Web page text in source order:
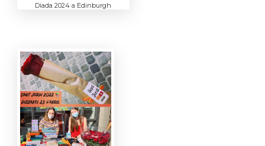
Diada 2024 a Edinburgh